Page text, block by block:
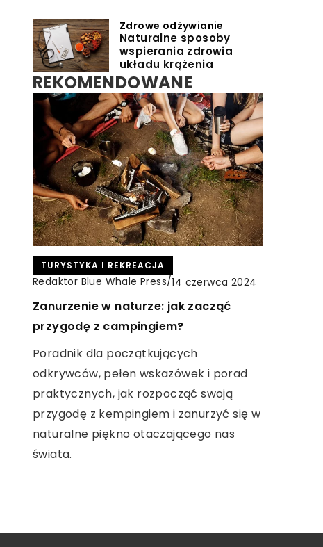
Zdrowe odżywianie
Naturalne sposoby
wspierania zdrowia
układu krążenia
REKOMENDOWANE
ZDROWE ODŻYWIANIE
Redaktor Blue Whale Press/13 lutego 2026
Kulinarne ogrodnictwo: jak tworzenie
jadalnych kwiatów może stać się
pasją wspierającą zdrowy styl życia
Odkryj, jak uprawa jadalnych kwiatów
może połączyć miłość do ogrodnictwa z
pasją do zdrowego stylu życia. Dowiedz
się, jak wprowadzić te piękne rośliny do
swojej diety i korzystać z ich wartości
TURYSTYKA I REKREACJA
Redaktor Blue Whale Press/14 czerwca 2024
Zanurzenie w naturze: jak zacząć
przygodę z campingiem?
Poradnik dla początkujących
odkrywców, pełen wskazówek i porad
praktycznych, jak rozpocząć swoją
przygodę z kempingiem i zanurzyć się w
naturalne piękno otaczającego nas
świata.
INNE
Redaktor Blue Whale Press/4 maja 2025
Jak zadbać o długowieczność baterii
w smartfonie?
Dowiedz się, jak przedłużyć żywotność
baterii w smartfonie i cieszyć się
dłuższym czasem pracy urządzenia
dzięki prostym technikom oszczędzania
energii i świadomemu użytkowaniu.